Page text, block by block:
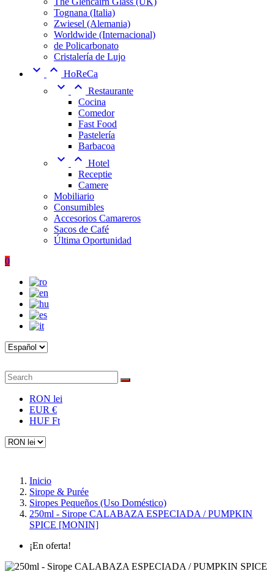
Tognana (Italia)
Zwiesel (Alemania)
Worldwide (Internacional)
de Policarbonato
Cristalería de Lujo
  HoReCa
  Restaurante
Cocina
Comedor
Fast Food
Pastelería
Barbacoa
  Hotel
Receptie
Camere
Mobiliario
Consumibles
Accesorios Camareros
Sacos de Café
Última Oportunidad
0
RON lei
EUR €
HUF Ft
Inicio
Sirope & Purée
Siropes Pequeños (Uso Doméstico)
250ml - Sirope CALABAZA ESPECIADA / PUMPKIN
SPICE [MONIN]
¡En oferta!